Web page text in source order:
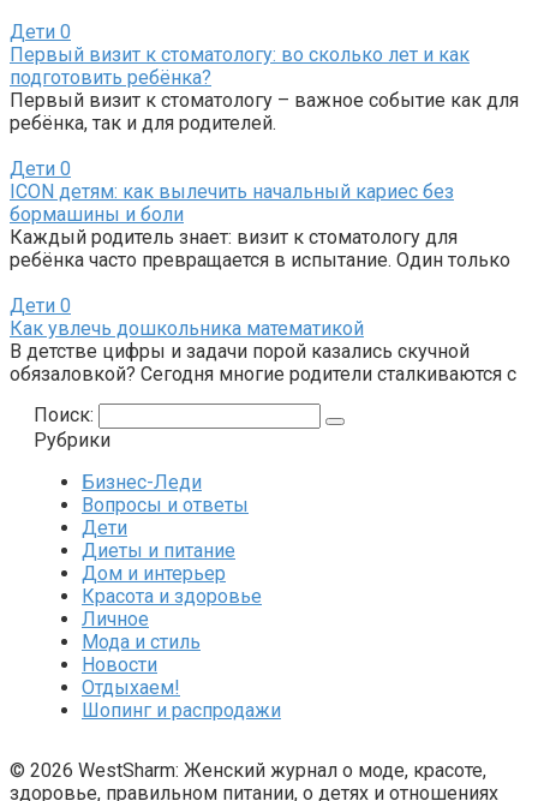
Дети 0
Первый визит к стоматологу: во сколько лет и как
подготовить ребёнка?
Первый визит к стоматологу – важное событие как для
ребёнка, так и для родителей.
Дети 0
ICON детям: как вылечить начальный кариес без
бормашины и боли
Каждый родитель знает: визит к стоматологу для
ребёнка часто превращается в испытание. Один только
Дети 0
Как увлечь дошкольника математикой
В детстве цифры и задачи порой казались скучной
обязаловкой? Сегодня многие родители сталкиваются с
Поиск:
Рубрики
Бизнес-Леди
Вопросы и ответы
Дети
Диеты и питание
Дом и интерьер
Красота и здоровье
Личное
Мода и стиль
Новости
Отдыхаем!
Шопинг и распродажи
© 2026 WestSharm: Женский журнал о моде, красоте,
здоровье, правильном питании, о детях и отношениях